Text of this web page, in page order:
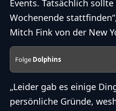
Events. Tatsächlich
Wochenende
Mitch Fink von der New
Folge Dolphins
„Leider gab es einige
persönliche Gründe,